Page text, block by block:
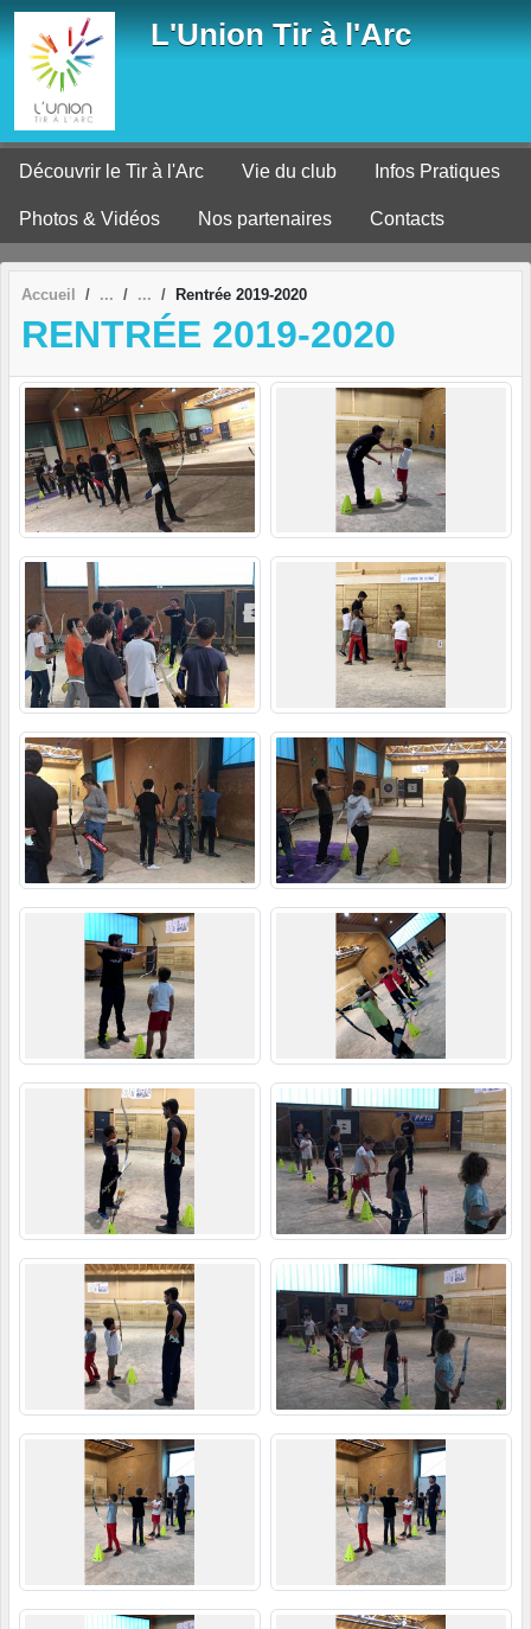
L'Union Tir à l'Arc
Découvrir le Tir à l'Arc Vie du club Infos Pratiques
Photos & Vidéos Nos partenaires Contacts
Accueil Rentrée 2019-2020
RENTRÉE 2019-2020
Panneau de gestion des cookies